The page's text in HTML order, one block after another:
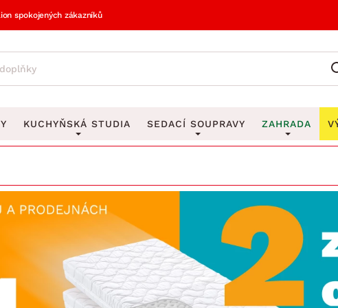
spokojených zákazníků
Obrazy
Zrcadla
Hodiny
Vázy
Zobrazit vše
Věšáky na klíče
Stojany na deštníky
Stojany na noviny
Stojany na oblečení
Zobrazit vše
KUCHYŇSKÁ STUDIA SEDACÍ SOUPRAVY
Rohové sedací soupravy
Sedací soupravy 3-2-1
Sedací soupravy na míru
ZAHRADA
Zahradní